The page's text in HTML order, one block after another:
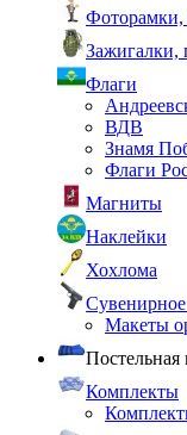
Фоторамки,
Зажигалки,
Флаги
ВДВ
Знамя
Флаги
Магниты
Наклейки
Хохлома
Макеты
Постельная
Комплекты